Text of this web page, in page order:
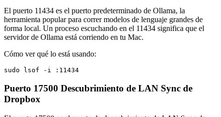
El puerto 11434 es el puerto predeterminado de Ollama, la
herramienta popular para correr modelos de lenguaje grandes de
forma local. Un proceso escuchando en el 11434 significa que el
servidor de Ollama está corriendo en tu Mac.
Cómo ver qué lo está usando:
sudo lsof -i :11434
Puerto 17500 Descubrimiento de LAN Sync de
Dropbox